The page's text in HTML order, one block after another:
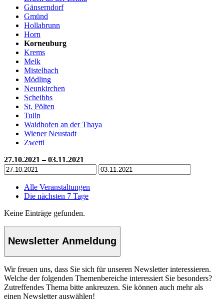
Gänserndorf
Gmünd
Hollabrunn
Horn
Korneuburg
Krems
Melk
Mistelbach
Mödling
Neunkirchen
Scheibbs
St. Pölten
Tulln
Waidhofen an der Thaya
Wiener Neustadt
Zwettl
27.10.2021 – 03.11.2021
Alle Veranstaltungen
Die nächsten 7 Tage
Keine Einträge gefunden.
Newsletter Anmeldung
Wir freuen uns, dass Sie sich für unseren Newsletter interessieren.
Welche der folgenden Themenbereiche interessiert Sie besonders?
Zutreffendes Thema bitte ankreuzen. Sie können auch mehr als
einen Newsletter auswählen!